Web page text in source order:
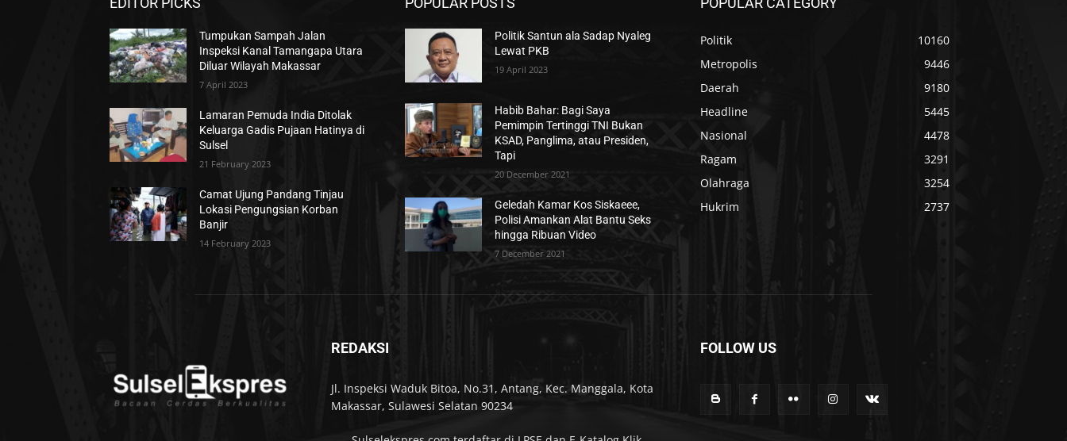
Tumpukan Sampah Jalan
Inspeksi Kanal Tamangapa Utara
Diluar Wilayah Makassar
7 April 2023
Lamaran Pemuda India Ditolak
Keluarga Gadis Pujaan Hatinya di
Sulsel
21 February 2023
Camat Ujung Pandang Tinjau
Lokasi Pengungsian Korban
Banjir
14 February 2023
Politik Santun ala Sadap Nyaleg
Lewat PKB
19 April 2023
Habib Bahar: Bagi Saya
Pemimpin Tertinggi TNI Bukan
KSAD, Panglima, atau Presiden,
Tapi
20 December 2021
Geledah Kamar Kos Siskaeee,
Polisi Amankan Alat Bantu Seks
hingga Ribuan Video
7 December 2021
Politik
10160
Metropolis
9446
Daerah
9180
Headline
5445
Nasional
4478
Ragam
3291
Olahraga
3254
Hukrim
2737
REDAKSI
Jl. Inspeksi Waduk Bitoa, No.31, Antang, Kec. Manggala, Kota
Makassar, Sulawesi Selatan 90234
FOLLOW US